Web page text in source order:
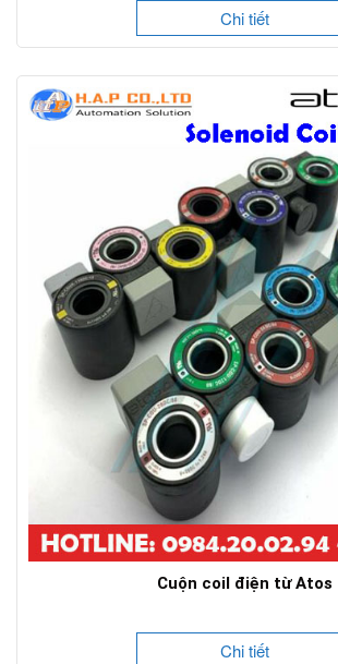
Chi tiết
Cuộn coil điện từ Atos
Chi tiết